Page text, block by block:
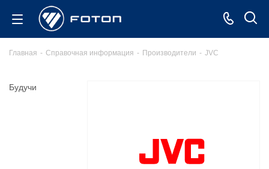
Главная - Справочная информация - Производители - JVC
Будучи